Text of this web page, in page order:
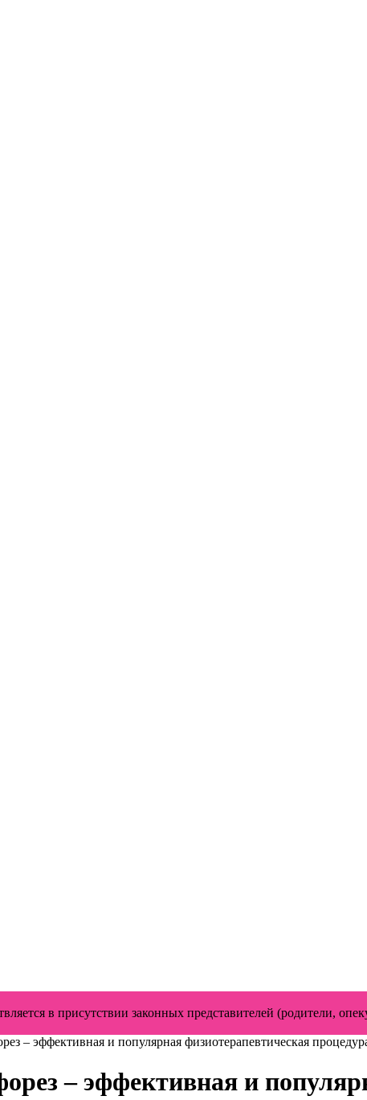
в присутствии законных представителей (родители,
– эффективная и популярная физиотерапевтическая
– эффективная и